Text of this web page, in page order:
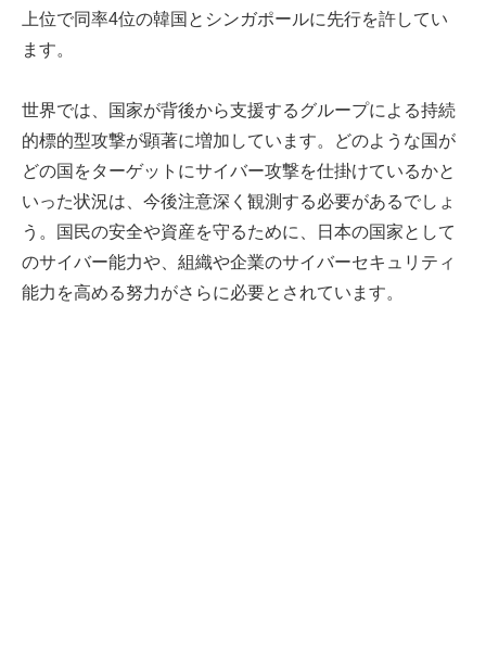
上位で同率4位の韓国とシンガポールに先行を許してい
ます。
世界では、国家が背後から支援するグループによる持続
的標的型攻撃が顕著に増加しています。どのような国が
どの国をターゲットにサイバー攻撃を仕掛けているかと
いった状況は、今後注意深く観測する必要があるでしょ
う。国民の安全や資産を守るために、日本の国家として
のサイバー能力や、組織や企業のサイバーセキュリティ
能力を高める努力がさらに必要とされています。